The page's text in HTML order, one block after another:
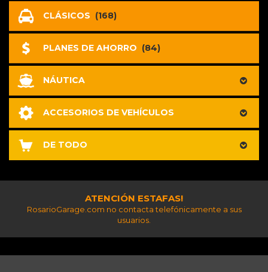
CLÁSICOS (168)
PLANES DE AHORRO (84)
NÁUTICA
ACCESORIOS DE VEHÍCULOS
DE TODO
ATENCIÓN ESTAFAS!
RosarioGarage.com no contacta telefónicamente a sus
usuarios.